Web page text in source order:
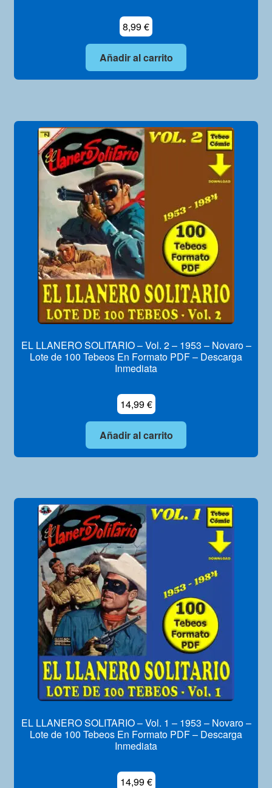
8,99€
Añadir al carrito
EL LLANERO SOLITARIO – Vol. 2 – 1953 – Novaro –
Lote de 100 Tebeos En Formato PDF – Descarga
Inmediata
14,99€
Añadir al carrito
EL LLANERO SOLITARIO – Vol. 1 – 1953 – Novaro –
Lote de 100 Tebeos En Formato PDF – Descarga
Inmediata
14,99€